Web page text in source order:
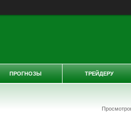
ПРОГНОЗЫ ТРЕЙДЕРУ